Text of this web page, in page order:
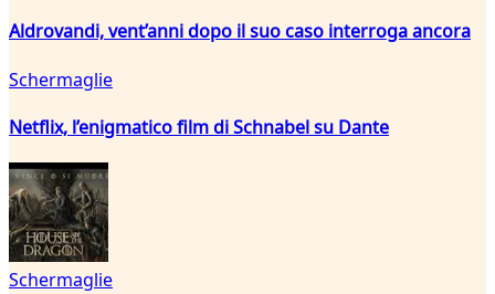
Aldrovandi, vent’anni dopo il suo caso interroga ancora
Schermaglie
Netflix, l’enigmatico film di Schnabel su Dante
Schermaglie